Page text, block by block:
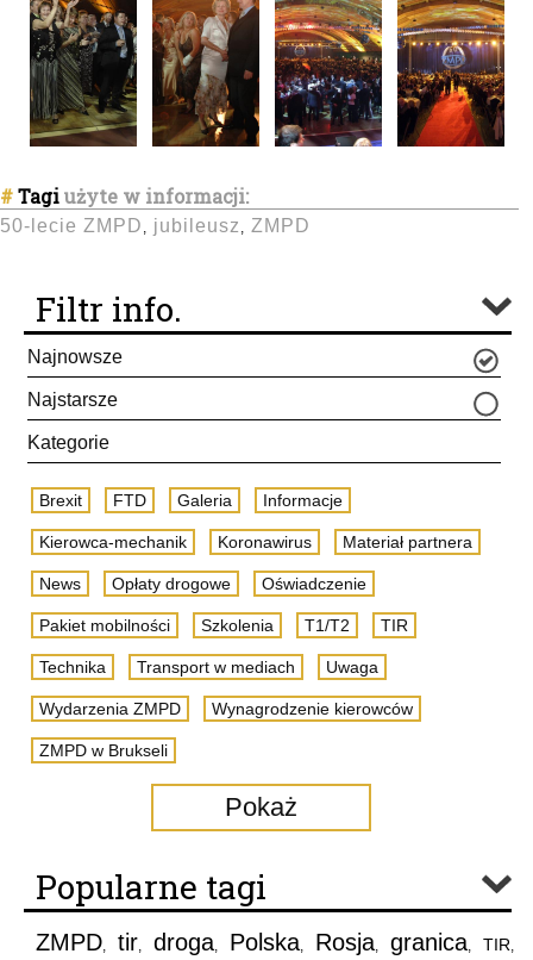
#Tagiużyte w informacji:
50-lecie ZMPD , jubileusz , ZMPD
Filtr info.
Najnowsze
Najstarsze
Kategorie
Brexit FTD Galeria Informacje
Kierowca-mechanik Koronawirus Materiał partnera
News Opłaty drogowe Oświadczenie
Pakiet mobilności Szkolenia T1/T2 TIR
Technika Transport w mediach Uwaga
Wydarzenia ZMPD Wynagrodzenie kierowców
ZMPD w Brukseli
Pokaż
Popularne tagi
ZMPD, tir, droga, Polska, Rosja, granica, TIR,